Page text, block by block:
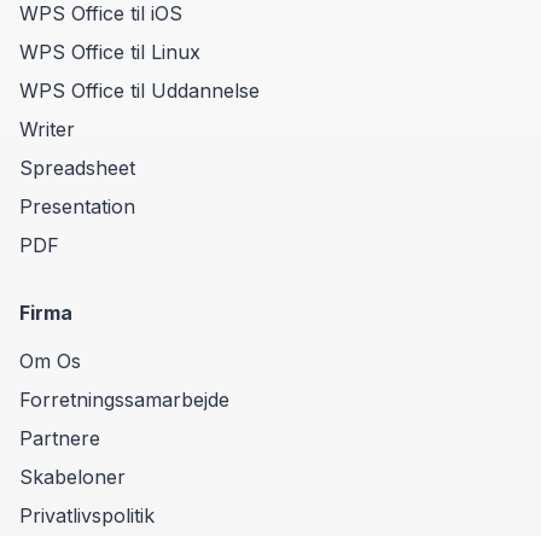
WPS Office til iOS
WPS Office til Linux
WPS Office til Uddannelse
Writer
Spreadsheet
Presentation
PDF
Firma
Om Os
Forretningssamarbejde
Partnere
Skabeloner
Privatlivspolitik